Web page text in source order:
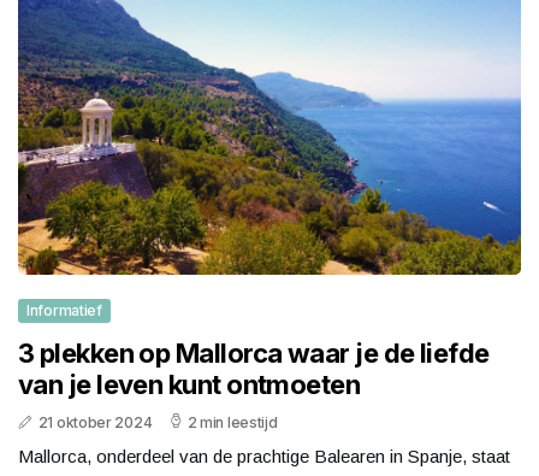
Informatief
3 plekken op Mallorca waar je de liefde
van je leven kunt ontmoeten
21 oktober 2024 2 min leestijd
Mallorca, onderdeel van de prachtige Balearen in Spanje, staat